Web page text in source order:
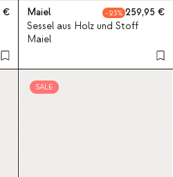
Maiel 23
259,95
Sessel aus Holz und Stoff
Maiel
SALE